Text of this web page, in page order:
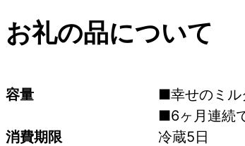
お礼の品について
容量
■幸せのミル
■6ヶ月連続
消費期限
冷蔵5日